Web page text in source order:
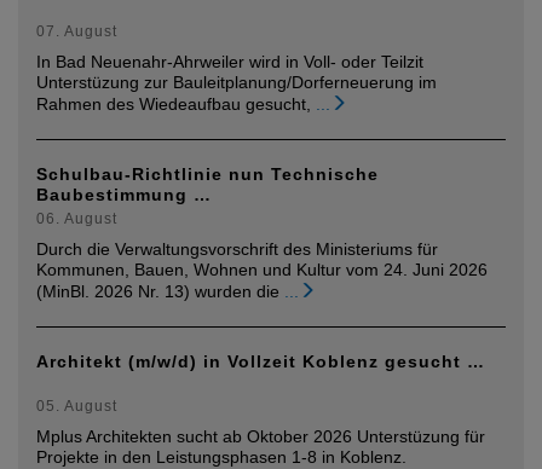
07. August
In Bad Neuenahr-Ahrweiler wird in Voll- oder Teilzit
Unterstüzung zur Bauleitplanung/Dorferneuerung im
Rahmen des Wiedeaufbau gesucht, ...
Schulbau-Richtlinie nun Technische
Baubestimmung …
06. August
Durch die Verwaltungsvorschrift des Ministeriums für
Kommunen, Bauen, Wohnen und Kultur vom 24. Juni 2026
(MinBl. 2026 Nr. 13) wurden die ...
Architekt (m/w/d) in Vollzeit Koblenz gesucht …
05. August
Mplus Architekten sucht ab Oktober 2026 Unterstüzung für
Projekte in den Leistungsphasen 1-8 in Koblenz.